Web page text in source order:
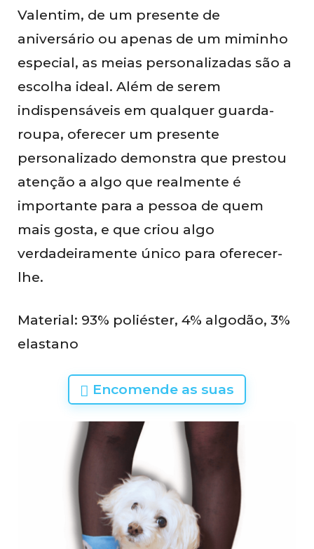
Valentim, de um presente de
aniversário ou apenas de um miminho
especial, as meias personalizadas são a
escolha ideal. Além de serem
indispensáveis em qualquer guarda-
roupa, oferecer um presente
personalizado demonstra que prestou
atenção a algo que realmente é
importante para a pessoa de quem
mais gosta, e que criou algo
verdadeiramente único para oferecer-
lhe.
Material: 93% poliéster, 4% algodão, 3%
elastano
Encomende as suas